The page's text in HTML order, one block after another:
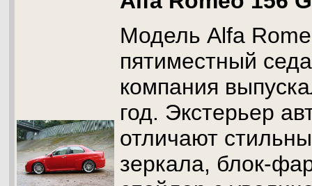
Модель Alfa
пятиместный
компания
год. Экстерьер
отличают
зеркала, блок-